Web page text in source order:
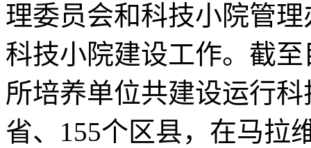
理委员会和科技小院管
科技小院建设工作。截
所培养单位共建设运行
省、155个区县，在马拉